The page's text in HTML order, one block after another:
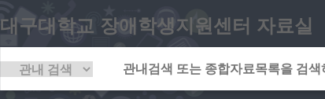
대구대학교 장애학생지원센터 자료실